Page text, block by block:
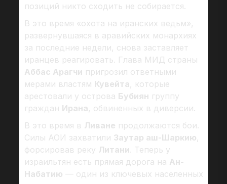
позиций никто сходить не собирается.
В это время «охота на иранских ведьм»,
развернувшаяся в аравийских монархиях
за последние недели, снова заставляет
иранцев реагировать. Глава МИД страны
Аббас Арагчи пригрозил ответными
мерами властям Кувейта, которые
арестовали у острова Бубиян группу
граждан Ирана, обвиненных в диверсии.
В это время в Ливане продолжаются бои.
Силы АОИ захватили Заутар аш-Шаркию,
форсировав реку Литани. Теперь у
израильтян есть прямая дорога на Ан-
Набатию — один из ключевых населенных